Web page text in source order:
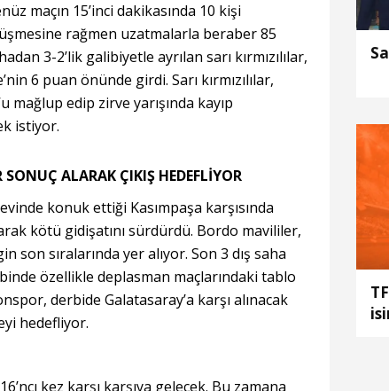
maçın 15’inci dakikasında 10 kişi
rağmen uzatmalarla beraber 85
3-2’lik galibiyetle ayrılan sarı kırmızılılar,
6 puan önünde girdi. Sarı kırmızılılar,
edip zirve yarışında kayıp
istiyor.
ALARAK ÇIKIŞ HEDEFLİYOR
konuk ettiği Kasımpaşa karşısında
kötü gidişatını sürdürdü. Bordo mavililer,
son sıralarında yer alıyor. Son 3 dış saha
özellikle deplasman maçlarındaki tablo
derbide Galatasaray’a karşı alınacak
hedefliyor.
kez karşı karşıya gelecek. Bu zamana